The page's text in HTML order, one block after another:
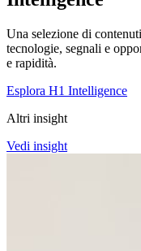
Una selezione di
tecnologie, segnali e
e rapidità.
Esplora H1 Intelligence
Altri insight
Vedi insight